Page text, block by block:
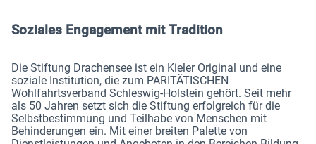
Soziales Engagement mit Tradition
Die Stiftung Drachensee ist ein Kieler Original und eine
soziale Institution, die zum PARITÄTISCHEN
Wohlfahrtsverband Schleswig-Holstein gehört. Seit mehr
als 50 Jahren setzt sich die Stiftung erfolgreich für die
Selbstbestimmung und Teilhabe von Menschen mit
Behinderungen ein. Mit einer breiten Palette von